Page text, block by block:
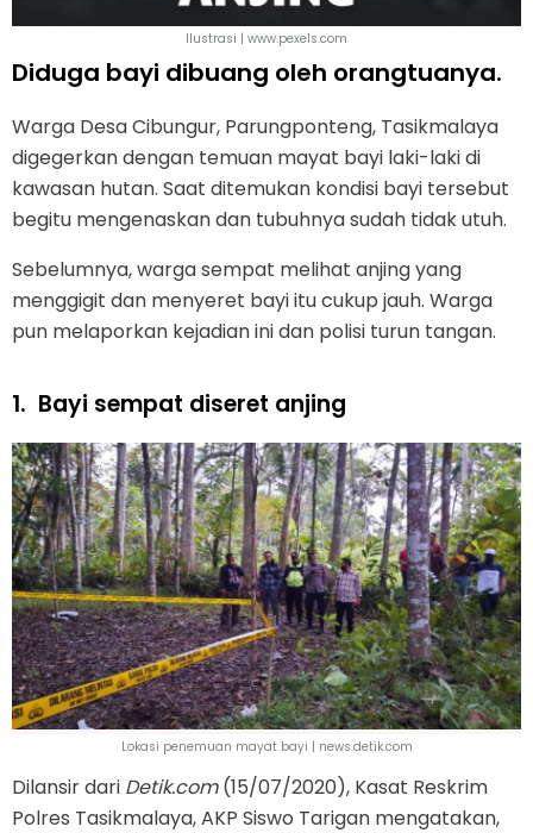
Ilustrasi | www.pexels.com
Diduga bayi dibuang oleh orangtuanya.
Warga Desa Cibungur, Parungponteng, Tasikmalaya
digegerkan dengan temuan mayat bayi laki-laki di
kawasan hutan. Saat ditemukan kondisi bayi tersebut
begitu mengenaskan dan tubuhnya sudah tidak utuh.
Sebelumnya, warga sempat melihat anjing yang
menggigit dan menyeret bayi itu cukup jauh. Warga
pun melaporkan kejadian ini dan polisi turun tangan.
1. Bayi sempat diseret anjing
Lokasi penemuan mayat bayi | news.detik.com
Dilansir dari Detik.com(15/07/2020), Kasat Reskrim
Polres Tasikmalaya, AKP Siswo Tarigan mengatakan,